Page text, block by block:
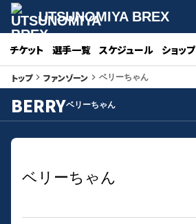
UTSUNOMIYA BREX
チケット 選手一覧 スケジュール ショップ
トップkeyboard_arrow_right ファンゾーン keyboard_arrow_right ベリーちゃん
BERRYベリーちゃん
ベリーちゃん